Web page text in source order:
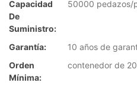
Capacidad
De
Suministro:
50000 pedazos/
Garantía:
10 años de
Orden
Mínima:
contenedor de